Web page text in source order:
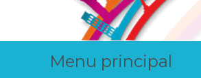
Menu principal